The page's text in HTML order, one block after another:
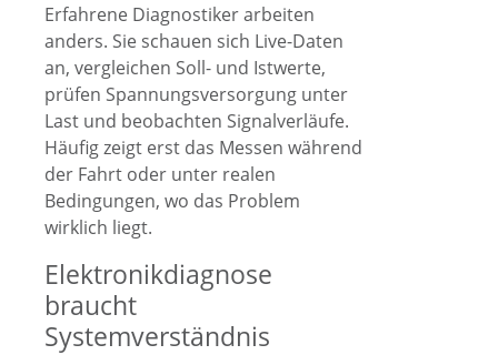
Erfahrene Diagnostiker arbeiten
anders. Sie schauen sich Live-Daten
an, vergleichen Soll- und Istwerte,
prüfen Spannungsversorgung unter
Last und beobachten Signalverläufe.
Häufig zeigt erst das Messen während
der Fahrt oder unter realen
Bedingungen, wo das Problem
wirklich liegt.
Elektronikdiagnose
braucht
Systemverständnis